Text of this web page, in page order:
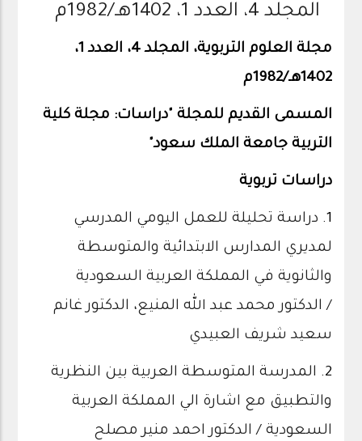
المجلد 4، العدد 1، 1402هـ/1982م
مجلة العلوم التربوية، المجلد 4، العدد 1،
1402هـ/1982م
المسمى القديم للمجلة "دراسات: مجلة كلية
التربية جامعة الملك سعود"
دراسات تربوية
1. دراسة تحليلة للعمل اليومي المدرسي
لمديري المدارس الابتدائية والمتوسطة
والثانوية في المملكة العربية السعودية
/ الدكتور محمد عبد الله المنيع، الدكتور غانم
سعيد شريف العبيدي
2.
المدرسة المتوسطة العربية بين النظرية
والتطبيق مع اشارة الي المملكة العربية
السعودية / الدكتور احمد منير مصلح